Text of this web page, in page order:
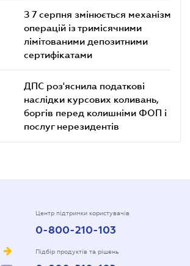
З 7 серпня змінюється механізм
операцій із тримісячними
лімітованими депозитними
сертифікатами
ДПС роз'яснила податкові
наслідки курсових коливань,
боргів перед колишніми ФОП і
послуг нерезидентів
Центр підтримки користувачів
0-800-210-103
Підбір продуктів та рішень